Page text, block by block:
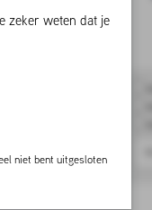
zeker weten dat je
niet bent uitgesloten